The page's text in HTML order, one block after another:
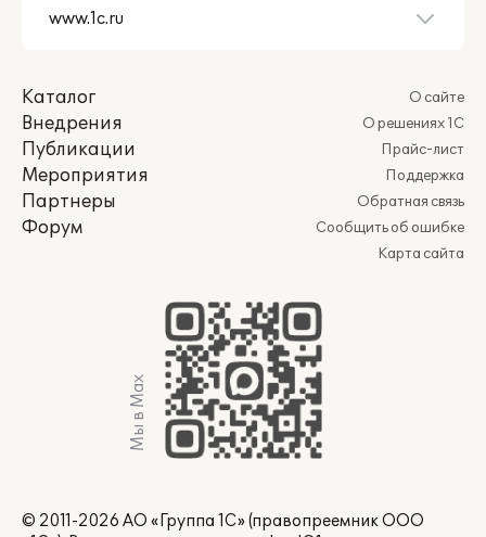
Каталог
Внедрения
Публикации
Мероприятия
Партнеры
Форум
О сайте
О решениях 1С
Прайс-лист
Поддержка
Обратная связь
Сообщить об ошибке
Карта сайта
Мы в Max
© 2011-2026 АО «Группа 1С» (правопреемник ООО